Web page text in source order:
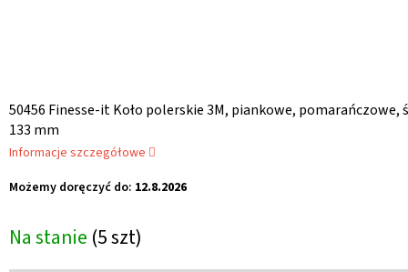
Na stanie (5 szt)
Możemy doręczyć do: 12.8.2026
50456 Finesse-it Koło polerskie 3M, piankowe, pomarańczowe,
133 mm
Informacje szczegółowe